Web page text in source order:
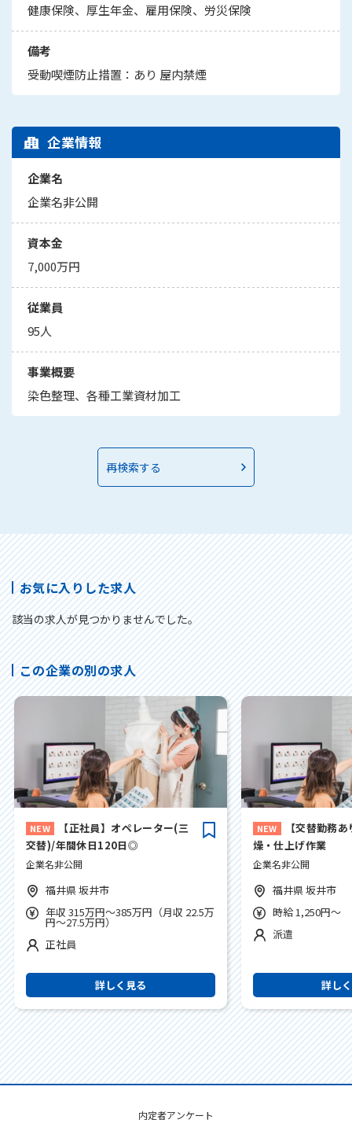
健康保険、厚生年金、雇用保険、労災保険
備考
受動喫煙防止措置：あり 屋内禁煙
企業情報
企業名
企業名非公開
資本金
7,000万円
従業員
95人
事業概要
染色整理、各種工業資材加工
再検索する
お気に入りした求人
該当の求人が見つかりませんでした。
この企業の別の求人
【正社員】オペレーター(三
交替)/年間休日120日◎
企業名非公開
福井県 坂井市
年収 315万円～385万円（月収 22.5万
円～27.5万円）
正社員
詳しく見る
【交替勤務
燥・仕上げ作業
企業名非公開
福井県 坂井市
時給 1,250円～
派遣
詳し
内定者アンケート